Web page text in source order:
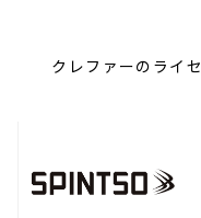
クレファーのライ